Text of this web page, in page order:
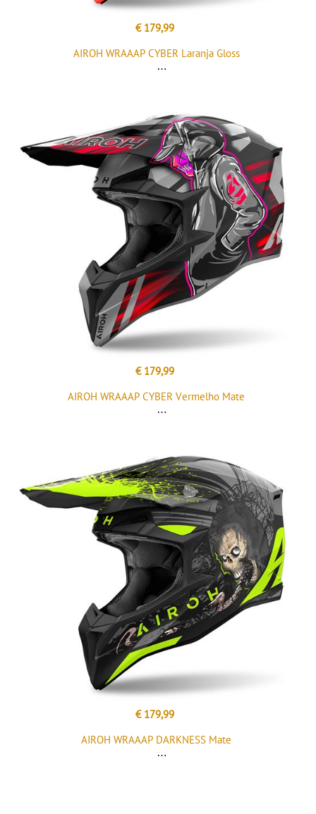
€ 179,99
AIROH WRAAAP CYBER Laranja Gloss
€ 179,99
AIROH WRAAAP CYBER Vermelho Mate
€ 179,99
AIROH WRAAAP DARKNESS Mate